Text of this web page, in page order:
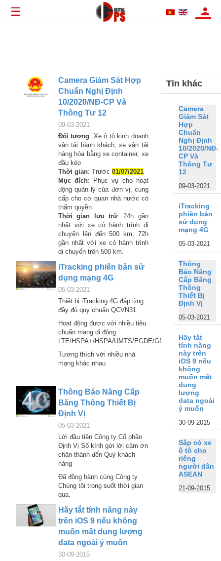
☰
Camera Giám Sát Hợp
Chuẩn Nghị Định
10/2020/NĐ-CP Và
Thông Tư 12
09-03-2021
Đối tượng: Xe ô tô kinh doanh
vận tải hành khách, xe vận tải
hàng hóa bằng xe container, xe
đầu kéo
Thời gian: Trước 01/07/2021
Mục đích: Phục vụ cho hoạt
động quản lý của đơn vị, cung
cấp cho cơ quan nhà nước có
thẩm quyền
Thời gian lưu trữ: 24h gần
nhất với xe có hành trình di
chuyển lên đến 500 km, 72h
gần nhất với xe có hành trình
di chuyển trên 500 km.
iTracking phiên bản sử
dụng mạng 4G
05-03-2021
Thiết bị iTracking 4G đáp ứng
đầy đủ quy chuẩn QCVN31
Hoạt động được với nhiều tiêu
chuẩn mạng di động
LTE/HSPA+/HSPA/UMTS/EGDE/GPRS/GSM
Tương thích với nhiều nhà
mạng khác nhau
Thông Báo Nâng Cấp
Băng Thông Thiết Bị
Định Vị
05-03-2021
Lời đầu tiên Công ty Cổ phần
Định Vị Số kính gửi lời cảm ơn
chân thành đến Quý khách
hàng
Đã đồng hành cùng Công ty
Chúng tôi trong suốt thời gian
qua.
Hãy tắt tính năng này
trên iOS 9 nếu không
muốn mất dung lượng
data ngoài ý muốn
30-09-2015
Tin khác
Camera
Giám Sát
Hợp
Chuẩn
Nghị Định
10/2020/NĐ-
CP Và
Thông Tư
12
09-03-2021
iTracking
phiên bản
sử dụng
mạng 4G
05-03-2021
Thông
Báo Nâng
Cấp Băng
Thông
Thiết Bị
Định Vị
05-03-2021
Hãy tắt
tính năng
này trên
iOS 9 nếu
không
muốn mất
dung
lượng
data ngoài
ý muốn
30-09-2015
Sắp có xe
ô tô cho
riêng
người dân
ASEAN
21-09-2015